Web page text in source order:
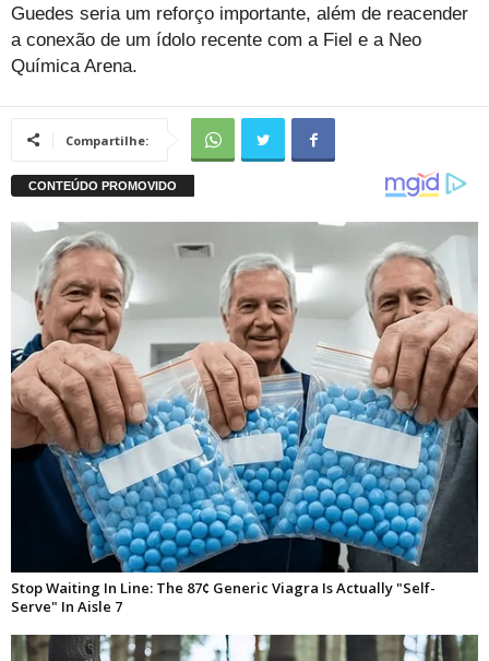
Guedes seria um reforço importante, além de reacender
a conexão de um ídolo recente com a Fiel e a Neo
Química Arena.
Compartilhe: